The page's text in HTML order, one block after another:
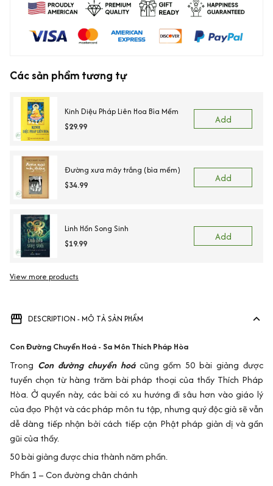
Các sản phẩm tương tự
Kinh Diệu Pháp Liên Hoa Bìa Mềm
$29.99
Add
Đường xưa mây trắng (bìa mềm)
$34.99
Add
Linh Hồn Song Sinh
$19.99
Add
View more products
DESCRIPTION - MÔ TẢ SẢN PHẨM
Con Đường Chuyển Hoá - Sa Môn Thích Pháp Hòa
Trong Con đường chuyển hoácũng gồm 50 bài giảng được
tuyển chọn từ hàng trăm bài pháp thoại của thầy Thích Pháp
Hòa. Ở quyển này, các bài có xu hướng đi sâu hơn vào giáo lý
của đạo Phật và các pháp môn tu tập, nhưng quý độc giả sẽ vẫn
dễ dàng tiếp nhận bởi cách tiếp cận Phật pháp giản dị và gần
gũi của thầy.
50 bài giảng được chia thành năm phần.
Phần 1 – Con đường chân chánh